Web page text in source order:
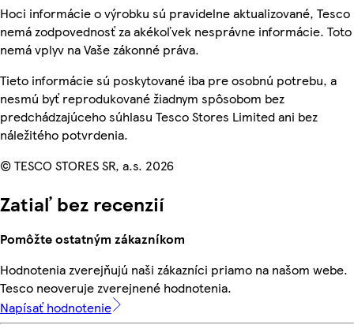
Hoci informácie o výrobku sú pravidelne aktualizované, Tesco
nemá zodpovednosť za akékoľvek nesprávne informácie. Toto
nemá vplyv na Vaše zákonné práva.
Tieto informácie sú poskytované iba pre osobnú potrebu, a
nesmú byť reprodukované žiadnym spôsobom bez
predchádzajúceho súhlasu Tesco Stores Limited ani bez
náležitého potvrdenia.
© TESCO STORES SR, a.s. 2026
Zatiaľ bez recenzií
Pomôžte ostatným zákazníkom
Hodnotenia zverejňujú naši zákazníci priamo na našom webe.
Tesco neoveruje zverejnené hodnotenia.
Napísať hodnotenie